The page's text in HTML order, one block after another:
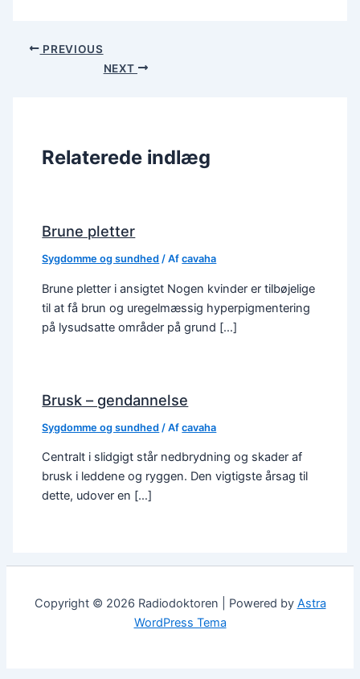
PREVIOUS
NEXT
Relaterede indlæg
Brune pletter
Sygdomme og sundhed / Afcavaha
Brune pletter i ansigtet Nogen kvinder er tilbøjelige
til at få brun og uregelmæssig hyperpigmentering
på lysudsatte områder på grund […]
Brusk – gendannelse
Sygdomme og sundhed / Afcavaha
Centralt i slidgigt står nedbrydning og skader af
brusk i leddene og ryggen. Den vigtigste årsag til
dette, udover en […]
Copyright © 2026 Radiodoktoren | Powered by Astra
WordPress Tema